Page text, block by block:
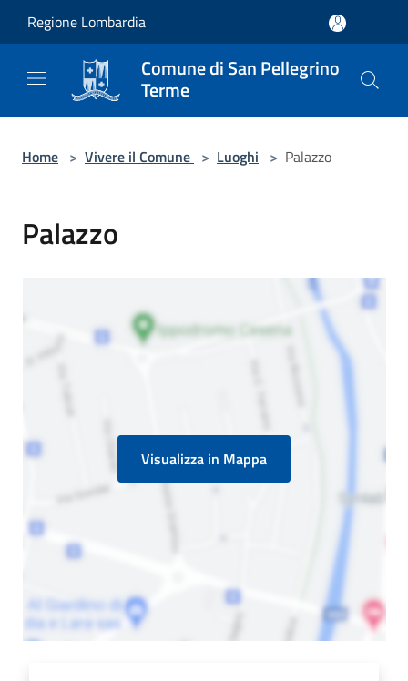
Regione Lombardia
Comune di San Pellegrino
Terme
Home > Vivere il Comune > Luoghi > Palazzo
Palazzo
Visualizza in Mappa